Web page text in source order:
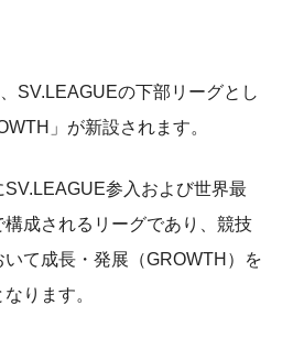
SV.LEAGUEの下部リーグとし
」が新設されます。
参入および世界最
成されるリーグであり、競技
て成長・発展（GROWTH）を
ります。